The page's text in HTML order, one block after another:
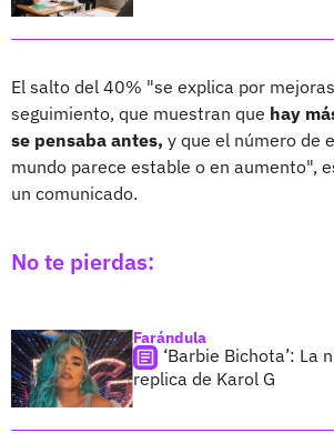
El salto del 40% "se explica por
seguimiento, que muestran que hay
se pensaba antes, y que el número de
mundo parece estable o en aumento",
un comunicado.
No te pierdas:
Farándula
‘Barbie Bichota’: La
replica de Karol G